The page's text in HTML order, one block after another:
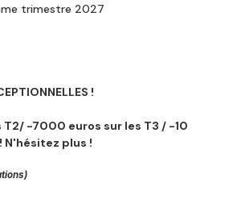
trimestre 2027
!
-7000 euros sur les T3 / -10
N'hésitez plus !